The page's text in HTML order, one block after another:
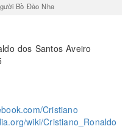
Bồ Đào Nha
dos Santos Aveiro
Cristiano
wiki/Cristiano_Ronaldo